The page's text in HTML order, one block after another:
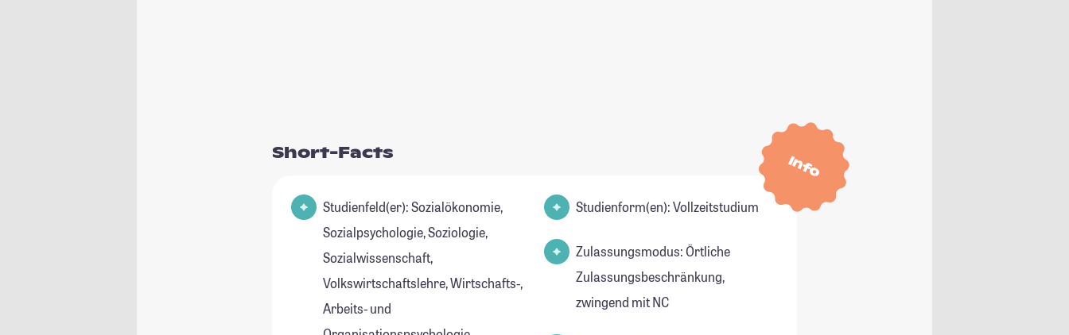
Info
Short-Facts
Studienfeld(er): Sozialökonomie,
Sozialpsychologie, Soziologie,
Sozialwissenschaft,
Volkswirtschaftslehre, Wirtschafts-,
Arbeits- und
Studienform(en): Vollzeitstudium
Zulassungsmodus: Örtliche
Zulassungsbeschränkung,
zwingend mit NC